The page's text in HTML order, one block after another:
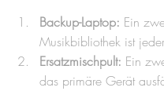
Backup-Laptop: Ein
Musikbibliothek ist
Ersatzmischpult: Ein
das primäre Gerät